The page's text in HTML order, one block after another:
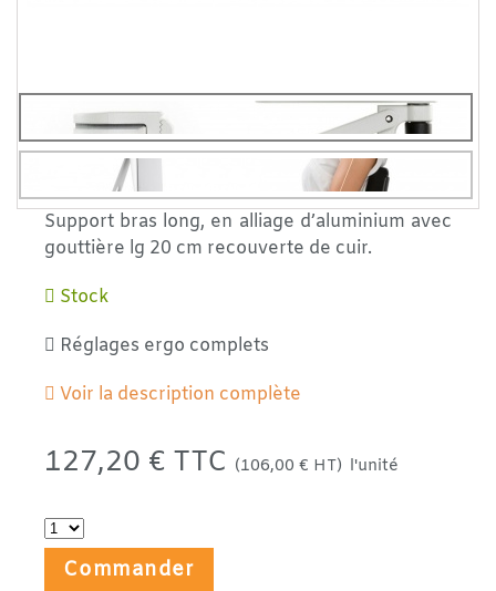
Support bras long, en alliage d’aluminium avec
gouttière lg 20 cm recouverte de cuir.
Stock
Réglages ergo complets
Voir la description complète
127,20 € TTC (106,00 € HT) l'unité
Commander